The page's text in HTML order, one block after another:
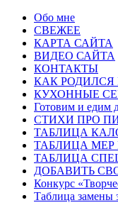
Обо мне
СВЕЖЕЕ
КАРТА САЙТА
ВИДЕО САЙТА
КОНТАКТЫ
КАК
КУХОННЫЕ
Готовим и едим
СТИХИ ПРО
ТАБЛИЦА
ТАБЛИЦА МЕР
ТАБЛИЦА
ДОБАВИТЬ
Конкурс
Таблица замены